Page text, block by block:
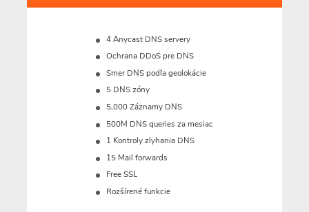
4 Anycast DNS servery
Ochrana DDoS pre DNS
Smer DNS podľa geolokácie
5 DNS zóny
5,000 Záznamy DNS
500M DNS queries za mesiac
1 Kontroly zlyhania DNS
15 Mail forwards
Free SSL
Rozšírené funkcie